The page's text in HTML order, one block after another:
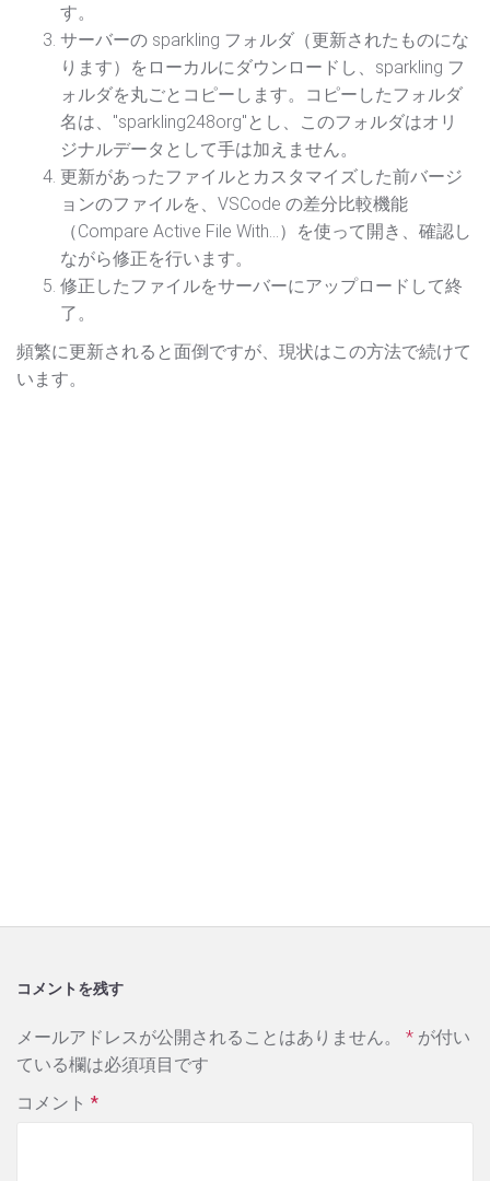
す。
サーバーの sparkling フォルダ（更新されたものにな
ります）をローカルにダウンロードし、sparkling フ
ォルダを丸ごとコピーします。コピーしたフォルダ
名は、"sparkling248org"とし、このフォルダはオリ
ジナルデータとして手は加えません。
更新があったファイルとカスタマイズした前バージ
ョンのファイルを、VSCode の差分比較機能
（Compare Active File With…）を使って開き、確認し
ながら修正を行います。
修正したファイルをサーバーにアップロードして終
了。
頻繁に更新されると面倒ですが、現状はこの方法で続けて
います。
コメントを残す
メールアドレスが公開されることはありません。 * が付い
ている欄は必須項目です
コメント *